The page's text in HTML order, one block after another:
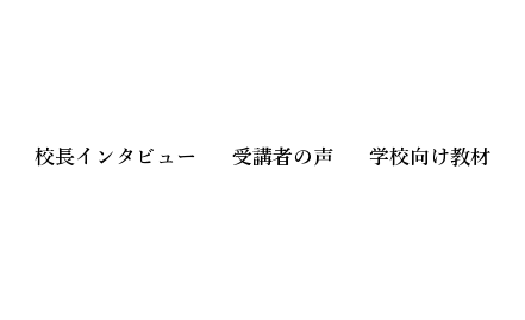
校長インタビュー 受講者の声 学校向け教材